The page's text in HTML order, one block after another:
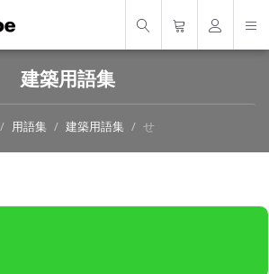
建築用語集
用語集 建築用語集 せ